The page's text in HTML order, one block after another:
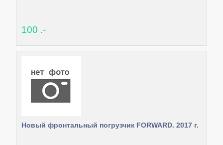
100 .-
Новый фронтальный погрузчик FORWARD. 2017 г.